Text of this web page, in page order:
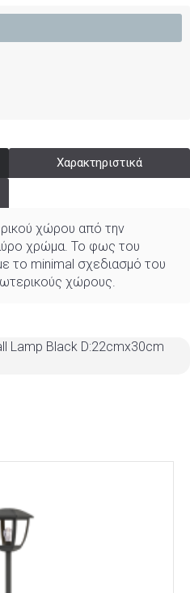
Χαρακτηριστικά
χώρου από την
χρώμα. Το φως του
το minimal σχεδιασμό του
χώρους.
Lamp Black D:22cmx30cm